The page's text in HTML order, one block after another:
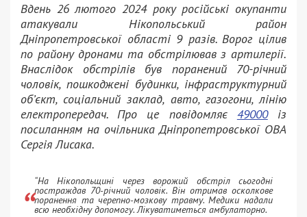
Вдень 26 лютого 2024 року російські окупанти
атакували Нікопольський район
Дніпропетровської області 9 разів. Ворог цілив
по району дронами та обстрілював з артилерії.
Внаслідок обстрілів був поранений 70-річний
чоловік, пошкоджені будинки, інфраструктурний
об’єкт, соціальний заклад, авто, газогони, лінію
електропередач. Про це повідомляє 49000із
посиланням на очільника Дніпропетровської ОВА
Сергія Лисака.
“На Нікопольщині через ворожий обстріл сьогодні
постраждав 70-річний чоловік. Він отримав осколкове
поранення та черепно-мозкову травму. Медики надали
всю необхідну допомогу. Лікуватиметься амбулаторно.